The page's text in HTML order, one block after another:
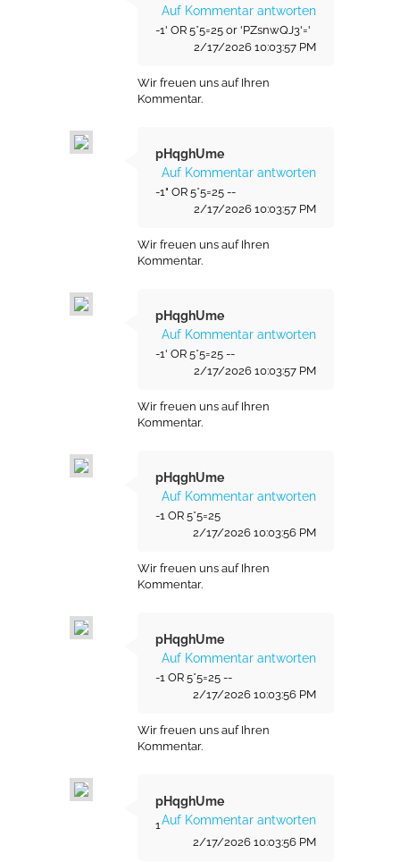
Auf Kommentar antworten
-1' OR 5*5=25 or 'PZsnwQJ3'='
2/17/2026 10:03:57 PM
Wir freuen uns auf Ihren
Kommentar.
pHqghUme
Auf Kommentar antworten
-1" OR 5*5=25 --
2/17/2026 10:03:57 PM
Wir freuen uns auf Ihren
Kommentar.
pHqghUme
Auf Kommentar antworten
-1' OR 5*5=25 --
2/17/2026 10:03:57 PM
Wir freuen uns auf Ihren
Kommentar.
pHqghUme
Auf Kommentar antworten
-1 OR 5*5=25
2/17/2026 10:03:56 PM
Wir freuen uns auf Ihren
Kommentar.
pHqghUme
Auf Kommentar antworten
-1 OR 5*5=25 --
2/17/2026 10:03:56 PM
Wir freuen uns auf Ihren
Kommentar.
pHqghUme
Auf Kommentar antworten
1
2/17/2026 10:03:56 PM